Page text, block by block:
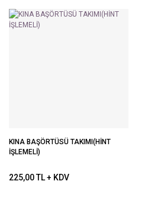
KINA BAŞÖRTÜSÜ TAKIMI(HİNT
İŞLEMELİ)
225,00 TL + KDV